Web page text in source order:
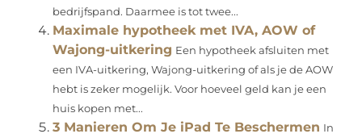
bedrijfspand. Daarmee is tot twee...
Maximale hypotheek met IVA, AOW of
Wajong-uitkering Een hypotheek afsluiten met
een IVA-uitkering, Wajong-uitkering of als je de AOW
hebt is zeker mogelijk. Voor hoeveel geld kan je een
huis kopen met...
3 Manieren Om Je iPad Te Beschermen In